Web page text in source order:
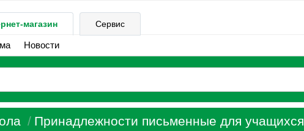
магазин Сервис
Новости
Принадлежности письменные для учащихся